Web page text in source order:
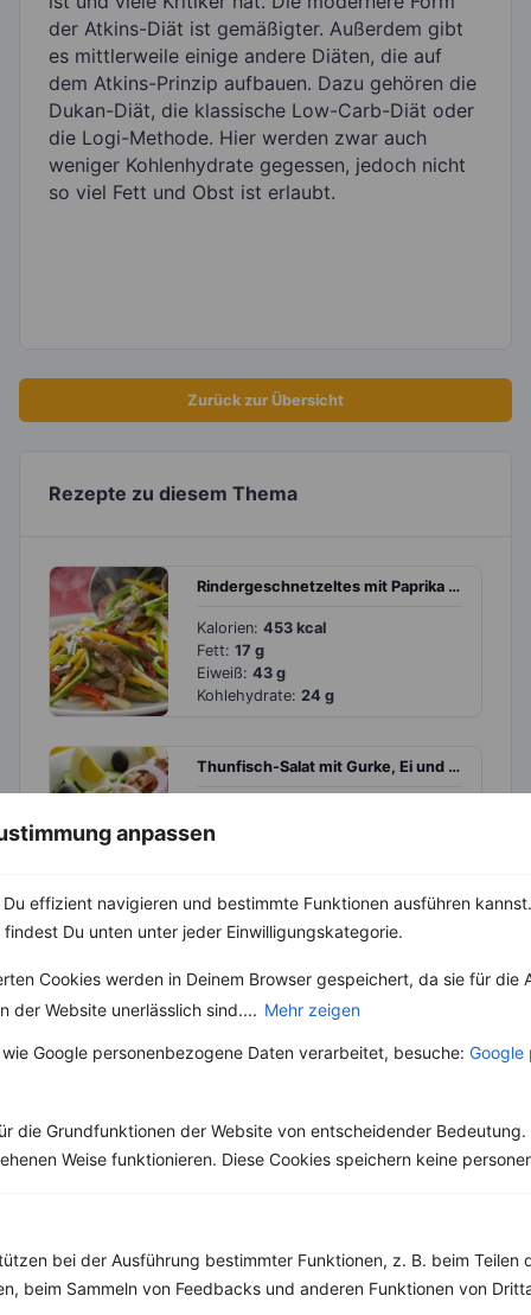
anpassen
effizient navigieren und bestimmte Funktionen ausführen
Du unten unter jeder Einwilligungskategorie.
Cookies werden in Deinem Browser gespeichert, da sie für die
der Website unerlässlich sind.... Mehr zeigen
Google personenbezogene Daten verarbeitet, besuche: Google
die Grundfunktionen der Website von entscheidender Bedeutung.
Weise funktionieren. Diese Cookies speichern keine
bei der Ausführung bestimmter Funktionen, z. B. beim Teilen
beim Sammeln von Feedbacks und anderen Funktionen von
der Atkins-Diät ist gemäßigter. Außerdem gibt
es mittlerweile einige andere Diäten, die auf
dem Atkins-Prinzip aufbauen. Dazu gehören die
Dukan-Diät, die klassische Low-Carb-Diät oder
die Logi-Methode. Hier werden zwar auch
weniger Kohlenhydrate gegessen, jedoch nicht
so viel Fett und Obst ist erlaubt.
Zurück zur Übersicht
Rezepte zu diesem Thema
Rindergeschnetzeltes mit Paprika und Sellerie
Kalorien: 453 kcal
Fett: 17 g
Eiweiß: 43 g
Kohlehydrate: 24 g
Thunfisch-Salat mit Gurke, Ei und Oliven
Fett:
Kalorien:433 kcal
Fett:14 g
Kohlehydrate:15 g